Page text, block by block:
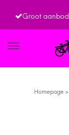
Groot aanbod
Homepage >